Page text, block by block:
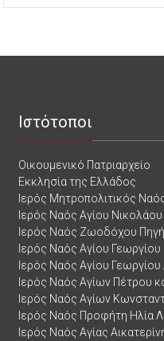
Ιστότοποι
Οικουμενικό Πατριαρχείο
Εκκλησία της Ελλάδος
Ιερός Μητροπολιτικός
Ιερός Ναός Αγίου
Ιερός Ναός Ζωοδόχου
Ιερός Ναός Αγίου Γεωργίου
Ιερός Ναός Αγίου Γεωργίου
Ιερός Ναός Αγίων Πέτρου
Ιερός Ναός Αγίων
Ιερός Ναός Προφήτη Ηλία
Ιερός Ναός Αγίας